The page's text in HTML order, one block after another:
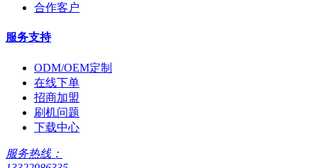
合作客户
服务支持
ODM/OEM定制
在线下单
招商加盟
刷机问题
下载中心
服务热线：